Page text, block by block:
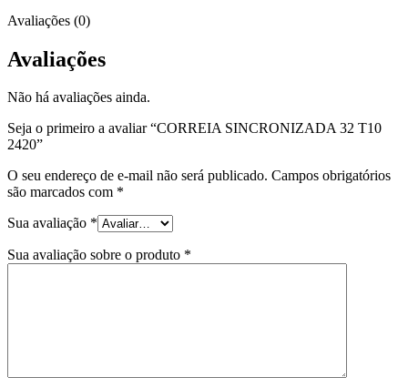
Avaliações (0)
Avaliações
Não há avaliações ainda.
Seja o primeiro a avaliar “CORREIA SINCRONIZADA 32 T10
2420”
O seu endereço de e-mail não será publicado. Campos obrigatórios
são marcados com *
Sua avaliação *
Sua avaliação sobre o produto *